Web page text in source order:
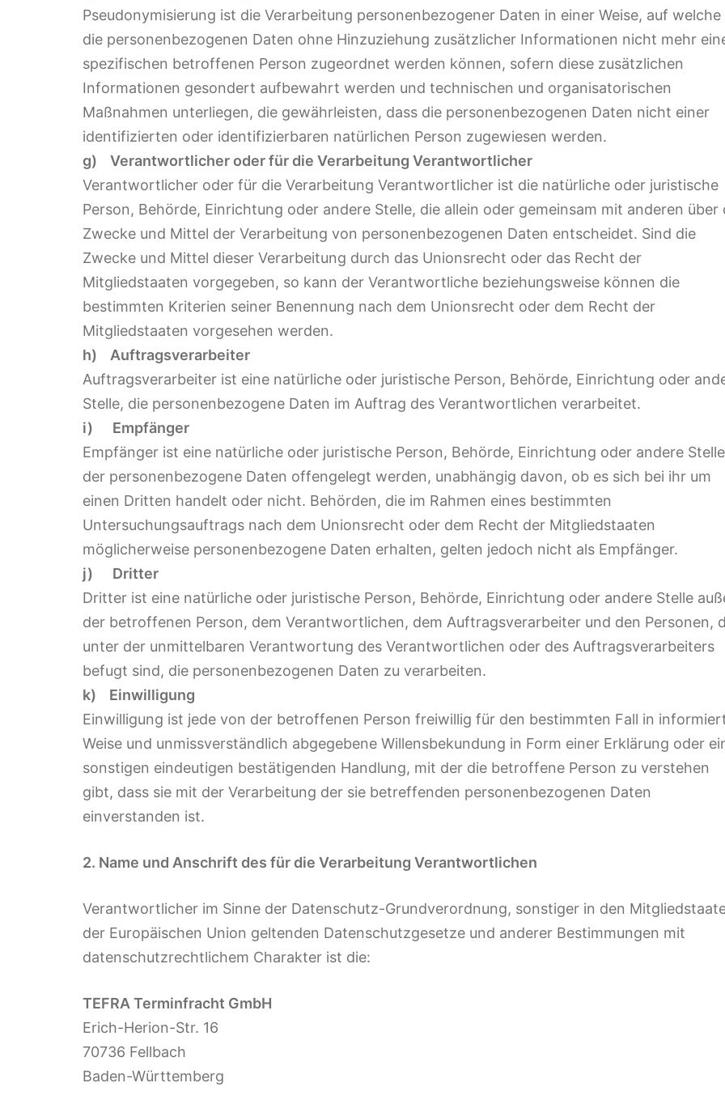
Pseudonymisierung ist die Verarbeitung personenbezogener Daten in einer Weise, auf welche
die personenbezogenen Daten ohne Hinzuziehung zusätzlicher Informationen nicht mehr
spezifischen betroffenen Person zugeordnet werden können, sofern diese zusätzlichen
Informationen gesondert aufbewahrt werden und technischen und organisatorischen
Maßnahmen unterliegen, die gewährleisten, dass die personenbezogenen Daten nicht einer
identifizierten oder identifizierbaren natürlichen Person zugewiesen werden.
g) Verantwortlicher oder für die Verarbeitung Verantwortlicher
Verantwortlicher oder für die Verarbeitung Verantwortlicher ist die natürliche oder juristische
Person, Behörde, Einrichtung oder andere Stelle, die allein oder gemeinsam mit anderen über
Zwecke und Mittel der Verarbeitung von personenbezogenen Daten entscheidet. Sind die
Zwecke und Mittel dieser Verarbeitung durch das Unionsrecht oder das Recht der
Mitgliedstaaten vorgegeben, so kann der Verantwortliche beziehungsweise können die
bestimmten Kriterien seiner Benennung nach dem Unionsrecht oder dem Recht der
Mitgliedstaaten vorgesehen werden.
h) Auftragsverarbeiter
Auftragsverarbeiter ist eine natürliche oder juristische Person, Behörde, Einrichtung oder
Stelle, die personenbezogene Daten im Auftrag des Verantwortlichen verarbeitet.
i) Empfänger
Empfänger ist eine natürliche oder juristische Person, Behörde, Einrichtung oder andere
der personenbezogene Daten offengelegt werden, unabhängig davon, ob es sich bei ihr um
einen Dritten handelt oder nicht. Behörden, die im Rahmen eines bestimmten
Untersuchungsauftrags nach dem Unionsrecht oder dem Recht der Mitgliedstaaten
möglicherweise personenbezogene Daten erhalten, gelten jedoch nicht als Empfänger.
j) Dritter
Dritter ist eine natürliche oder juristische Person, Behörde, Einrichtung oder andere Stelle
der betroffenen Person, dem Verantwortlichen, dem Auftragsverarbeiter und den Personen,
unter der unmittelbaren Verantwortung des Verantwortlichen oder des Auftragsverarbeiters
befugt sind, die personenbezogenen Daten zu verarbeiten.
k) Einwilligung
Einwilligung ist jede von der betroffenen Person freiwillig für den bestimmten Fall in
Weise und unmissverständlich abgegebene Willensbekundung in Form einer Erklärung oder
sonstigen eindeutigen bestätigenden Handlung, mit der die betroffene Person zu verstehen
gibt, dass sie mit der Verarbeitung der sie betreffenden personenbezogenen Daten
einverstanden ist.
2. Name und Anschrift des für die Verarbeitung Verantwortlichen
Verantwortlicher im Sinne der Datenschutz-Grundverordnung, sonstiger in den
der Europäischen Union geltenden Datenschutzgesetze und anderer Bestimmungen mit
datenschutzrechtlichem Charakter ist die:
TEFRA Terminfracht GmbH
Erich-Herion-Str. 16
70736 Fellbach
Baden-Württemberg